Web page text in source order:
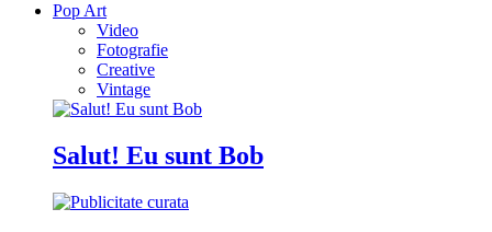
Pop Art
Video
Fotografie
Creative
Vintage
Salut! Eu sunt Bob